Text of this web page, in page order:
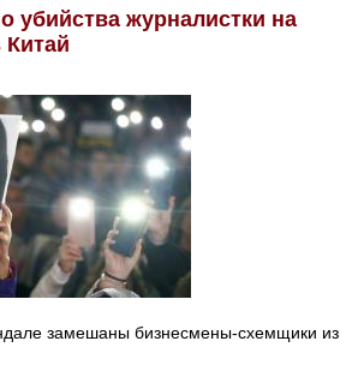
убийства журналистки на
Китай
замешаны бизнесмены-схемщики из